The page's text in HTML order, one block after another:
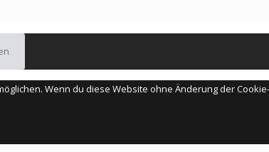
Wenn du diese Website ohne Änderung der